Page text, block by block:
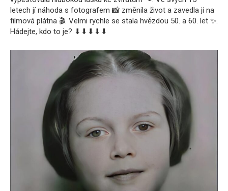
letech jí náhoda s fotografem 📸 změnila život a zavedla ji na
filmová plátna 🎬. Velmi rychle se stala hvězdou 50. a 60. let ✨.
Hádejte, kdo to je? ⬇⬇⬇⬇⬇